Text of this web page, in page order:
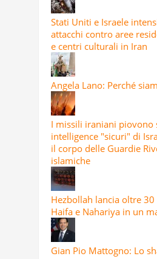
Stati Uniti e Israele
attacchi contro aree
e centri culturali in Iran
Angela Lano: Perché
I missili iraniani piovono
intelligence "sicuri" di
il corpo delle Guardie
islamiche
Hezbollah lancia oltre
Haifa e Nahariya in un
Gian Pio Mattogno: Lo